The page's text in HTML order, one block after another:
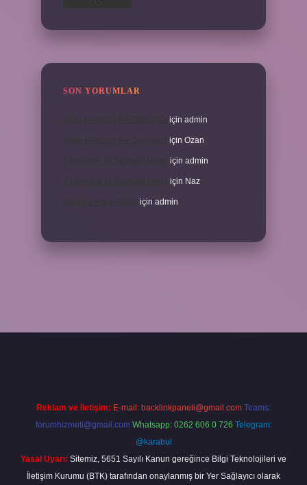
SON YORUMLAR
için admin
için Ozan
için admin
için Naz
için admin
Reklam ve İletişim: E-mail: backlinkpaneli@gmail.com Teams:
forumhizmeti@gmail.com Whatsapp: 0262 606 0 726 Telegram:
@karabul
Yasal Uyarı: Sitemiz, 5651 Sayılı Kanun gereğince Bilgi Teknolojileri ve
İletişim Kurumu (BTK) tarafından onaylanmış bir Yer Sağlayıcı olarak